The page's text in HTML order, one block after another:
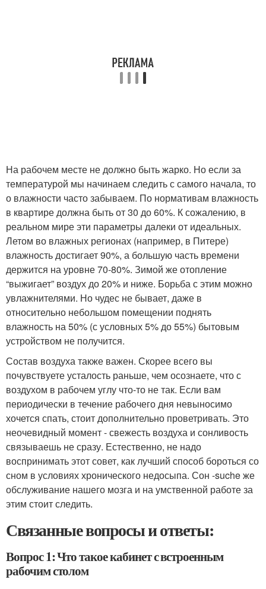
На рабочем месте не должно быть жарко. Но если за
температурой мы начинаем следить с самого начала, то
о влажности часто забываем. По нормативам влажность
в квартире должна быть от 30 до 60%. К сожалению, в
реальном мире эти параметры далеки от идеальных.
Летом во влажных регионах (например, в Питере)
влажность достигает 90%, а большую часть времени
держится на уровне 70-80%. Зимой же отопление
“выжигает” воздух до 20% и ниже. Борьба с этим можно
увлажнителями. Но чудес не бывает, даже в
относительно небольшом помещении поднять
влажность на 50% (с условных 5% до 55%) бытовым
устройством не получится.
Состав воздуха также важен. Скорее всего вы
почувствуете усталость раньше, чем осознаете, что с
воздухом в рабочем углу что-то не так. Если вам
периодически в течение рабочего дня невыносимо
хочется спать, стоит дополнительно проветривать. Это
неочевидный момент - свежесть воздуха и сонливость
связываешь не сразу. Естественно, не надо
воспринимать этот совет, как лучший способ бороться со
сном в условиях хронического недосыпа. Сон -suche же
обслуживание нашего мозга и на умственной работе за
этим стоит следить.
Связанные вопросы и ответы:
Вопрос 1: Что такое кабинет с встроенным
рабочим столом